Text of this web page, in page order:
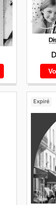
Expiré